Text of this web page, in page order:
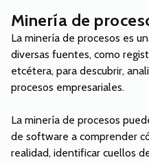
Minería de
La minería de procesos es
diversas fuentes, como
etcétera, para descubrir,
procesos empresariales.
La minería de procesos
de software a comprender
realidad, identificar cuellos